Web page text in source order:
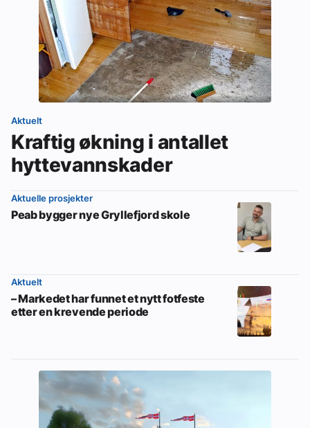
Aktuelt
Kraftig økning i antallet
hyttevannskader
Aktuelle prosjekter
Peab bygger nye Gryllefjord skole
Aktuelt
– Markedet har funnet et nytt fotfeste
etter en krevende periode